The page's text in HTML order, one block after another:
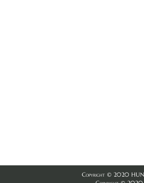
Copyright © 2020